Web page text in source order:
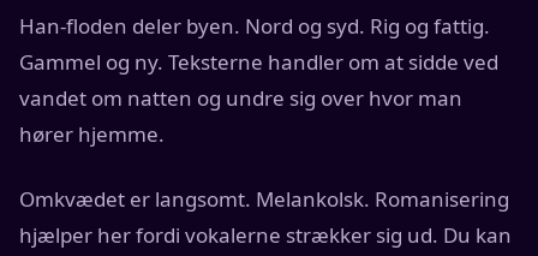
Han-floden deler byen. Nord og syd. Rig og fattig.
Gammel og ny. Teksterne handler om at sidde ved
vandet om natten og undre sig over hvor man
hører hjemme.
Omkvædet er langsomt. Melankolsk. Romanisering
hjælper her fordi vokalerne strækker sig ud. Du kan